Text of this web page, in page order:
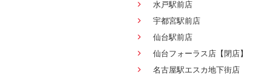
水戸駅前店
宇都宮駅前店
仙台駅前店
仙台フォーラス店【閉店】
名古屋駅エスカ地下街店